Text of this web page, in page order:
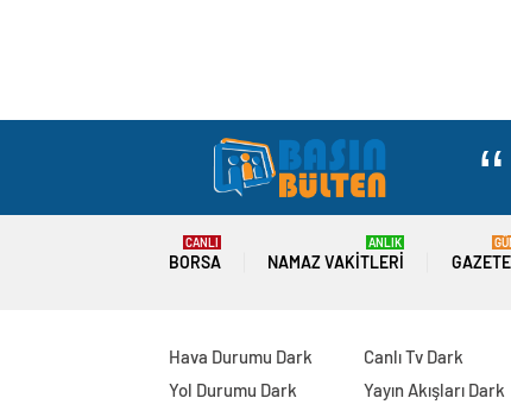
BORSA
CANLI
NAMAZ VAKITLERI
ANLIK
Hava Durumu Dark
Yol Durumu Dark
Canlı Tv Dark
Yayın Akışları Dark